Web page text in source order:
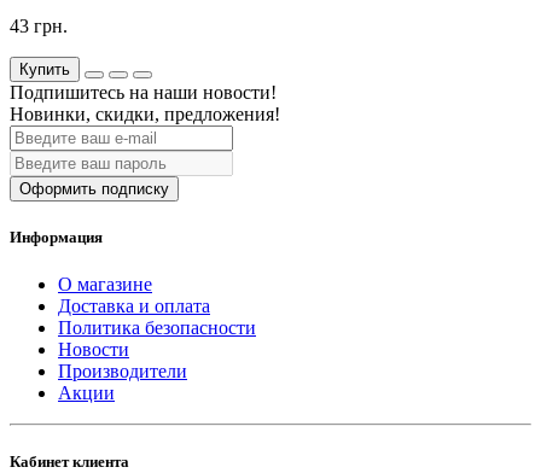
43 грн.
Купить
Подпишитесь на наши новости!
Новинки, скидки, предложения!
Оформить подписку
Информация
О магазине
Доставка и оплата
Политика безопасности
Новости
Производители
Акции
Кабинет клиента